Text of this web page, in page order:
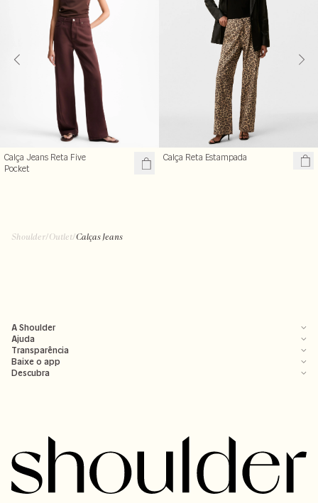
Calça Jeans Reta Five
Pocket
Calça Reta Estampada
Shoulder/Outlet/Calças Jeans
A Shoulder
Ajuda
Transparência
Baixe o app
Descubra